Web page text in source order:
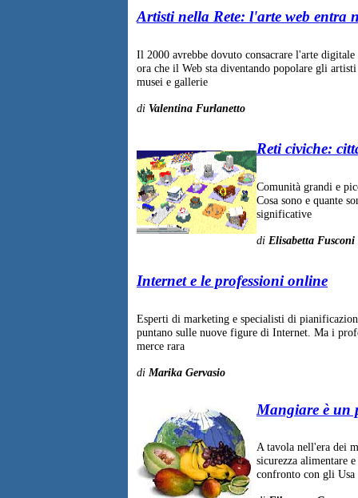
Artisti nella Rete: l'arte web entra
Il 2000 avrebbe dovuto consacrare l'arte
ora che il Web sta diventando popolare gli
musei e gallerie
di Valentina Furlanetto
Reti civiche:
Comunità grandi e
Cosa sono e quante
significative
di Elisabetta Fusconi
Internet e le professioni online
Esperti di marketing e specialisti di
puntano sulle nuove figure di Internet. Ma i
merce rara
di Marika Gervasio
Mangiare è un
A tavola nell'era dei
sicurezza alimentare
confronto con gli Usa